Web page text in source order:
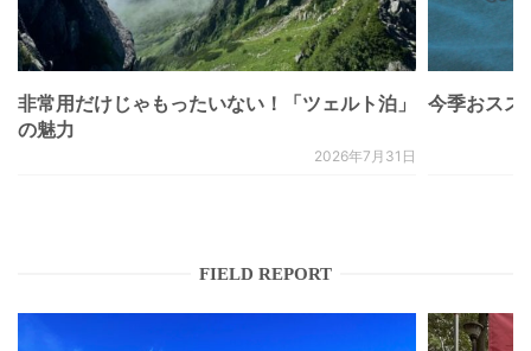
非常用だけじゃもったいない！「ツェルト泊」
の魅力
2026年7月31日
今季おスス
FIELD REPORT